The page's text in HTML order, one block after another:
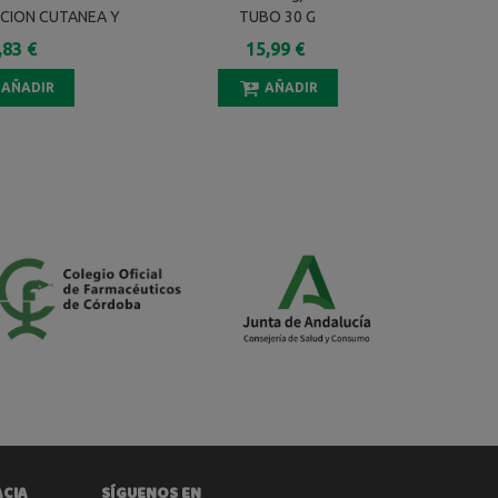
CUTANEA Y
PARA SOLUCION
250 ML
€
AÑADIR
TUBO 30 G
15,99 €
AÑADIR
SÍGUENOS EN